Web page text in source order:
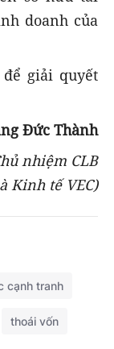
doanh của
giải quyết
Đức Thành
nhiệm CLB
Kinh tế VEC)
cạnh tranh
thoái vốn